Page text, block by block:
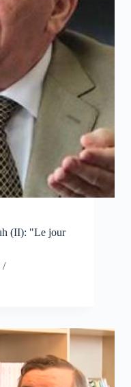
(II): "Le jour